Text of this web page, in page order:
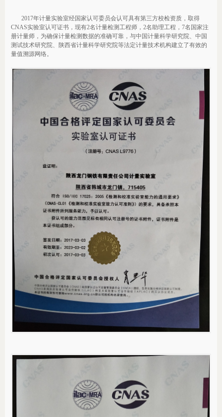
2017年计量实验室经国家认可委员会认可具有第三方校检资质，取得
CNAS实验室认可证书， 现有2名计量检测工程师，2名助理工程，7名国家注
册计量师，为确保计量检测数据的准确可靠，与中国计量科学研究院、中国
测试技术研究院、陕西省计量科学研究院等法定计量技术机构建立了有效的
量值溯源网络。